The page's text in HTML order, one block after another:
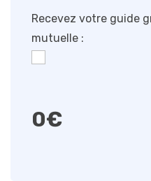
Recevez votre guide
mutuelle :
0€